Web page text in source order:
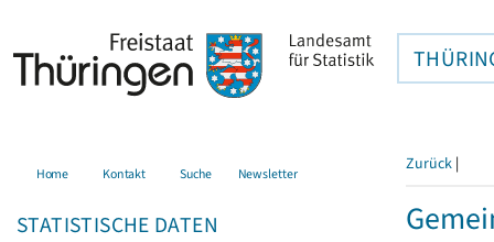
Home Kontakt Suche Newsletter
STATISTISCHE DATEN
Zurück |